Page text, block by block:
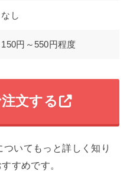
なし
150円～550円程度
文する
いてもっと詳しく知り
すめです。